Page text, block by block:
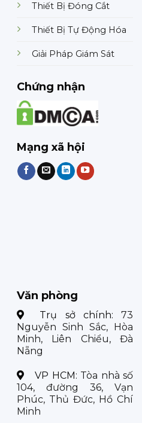
Thiết Bị Đóng Cắt
Thiết Bị Tự Động Hóa
Giải Pháp Giám Sát
Chứng nhận
Mạng xã hội
Văn phòng
Trụ sở chính: 73
Nguyễn Sinh Sắc, Hòa
Minh, Liên Chiểu, Đà
Nẵng
VP HCM: Tòa nhà số
104, đường 36, Vạn
Phúc, Thủ Đức, Hồ Chí
Minh